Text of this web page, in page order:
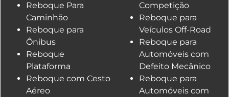
Reboque Para
Caminhão
Reboque para
Ônibus
Reboque
Plataforma
Reboque com Cesto
Aéreo
Competição
Reboque para
Veículos Off-Road
Reboque para
Automóveis com
Defeito Mecânico
Reboque para
Automóveis com